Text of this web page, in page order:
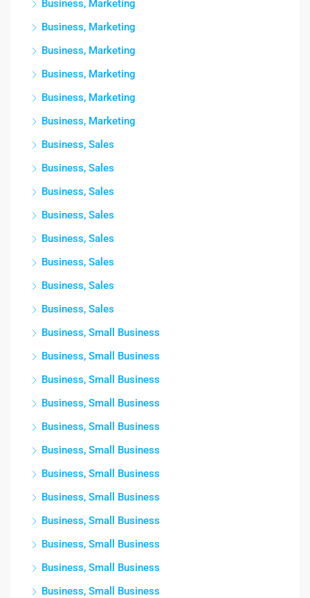
Business, Marketing
Business, Marketing
Business, Marketing
Business, Marketing
Business, Marketing
Business, Marketing
Business, Sales
Business, Sales
Business, Sales
Business, Sales
Business, Sales
Business, Sales
Business, Sales
Business, Sales
Business, Small Business
Business, Small Business
Business, Small Business
Business, Small Business
Business, Small Business
Business, Small Business
Business, Small Business
Business, Small Business
Business, Small Business
Business, Small Business
Business, Small Business
Business, Small Business